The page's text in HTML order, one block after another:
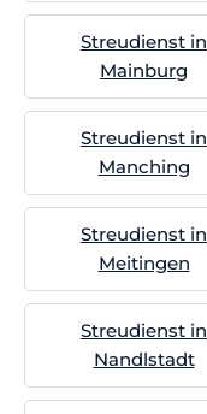
Streudienst in
Mainburg
Streudienst in
Manching
Streudienst in
Meitingen
Streudienst in
Nandlstadt